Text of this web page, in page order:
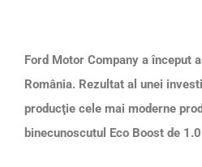
Ford Motor Company a început
România. Rezultat al unei
producţie cele mai moderne
binecunoscutul Eco Boost de